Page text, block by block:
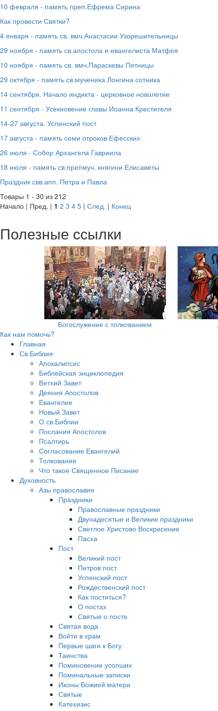
10 февраля - память преп.Ефрема Сирина
Как провести Святки?
4 января - память св. вмч.Анастасии Узорешительницы
29 ноября - память св.апостола и евангелиста Матфея
10 ноября - память св. вмч.Параскевы Пятницы
29 октября - память св.мученика Лонгина сотника
14 сентября. Начало индикта - церковное новолетие
11 сентября - Усекновение главы Иоанна Крестителя
14-27 августа. Успенский пост
17 августа - память семи отроков Ефесских
26 июля - Собор Архангела Гавриила
18 июля - память св.препмуч. княгини Елисаветы
Праздник свв.апп. Петра и Павла
Товары 1 - 30 из 212
Начало | Пред. | 1 2 3 4 5 | След. | Конец
Полезные ссылки
Богослужение с толкованием
Как нам помочь?
Главная
Св.Библия
Апокалипсис
Библейская энциклопедия
Ветхий Завет
Деяния Апостолов
Евангелие
Новый Завет
О св.Библии
Послания Апостолов
Псалтирь
Согласование Евангелий
Толкования
Что такое Священное Писание
Духовность
Азы православия
Праздники
Православные праздники
Двунадесятые и Великие праздники
Светлое Христово Воскресение
Пасха
Пост
Великий пост
Петров пост
Успенский пост
Рождественский пост
Как поститься?
О постах
Святые о посте
Святая вода
Войти в храм
Первые шаги к Богу
Таинства
Поминовение усопших
Поминальные записки
Иконы Божией матери
Святые
Катехизис